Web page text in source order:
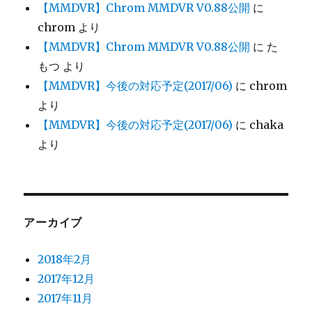
【MMDVR】Chrom MMDVR V0.88公開 に
chrom より
【MMDVR】Chrom MMDVR V0.88公開 に た
もつ より
【MMDVR】今後の対応予定(2017/06) に chrom
より
【MMDVR】今後の対応予定(2017/06) に chaka
より
アーカイブ
2018年2月
2017年12月
2017年11月